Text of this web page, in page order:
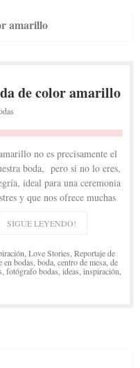
amarillo
de color amarillo
no es precisamente el
boda, pero si no lo eres,
ideal para una ceremonia
y que nos ofrece muchas
SIGUE LEYENDO!
Love Stories Reportaje de
en bodas boda centro de mesa de
fotógrafo bodas ideas inspiración